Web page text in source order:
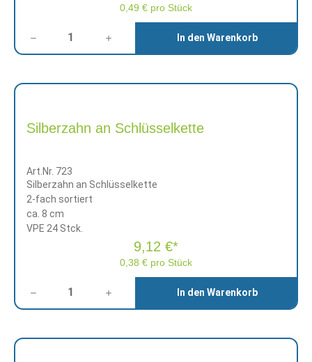
0,49 € pro Stück
In den Warenkorb
Silberzahn an Schlüsselkette
Art.Nr. 723
Silberzahn an Schlüsselkette
2-fach sortiert
ca. 8 cm
VPE 24 Stck.
0,38 € pro Stück
9,12 €*
In den Warenkorb